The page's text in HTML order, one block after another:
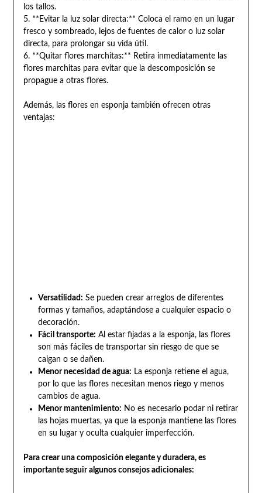
los tallos.
5. **Evitar la luz solar directa:** Coloca el ramo en un lugar
fresco y sombreado, lejos de fuentes de calor o luz solar
directa, para prolongar su vida útil.
6. **Quitar flores marchitas:** Retira inmediatamente las
flores marchitas para evitar que la descomposición se
propague a otras flores.
Además, las flores en esponja también ofrecen otras
ventajas:
Versatilidad: Se pueden crear arreglos de diferentes
formas y tamaños, adaptándose a cualquier espacio o
decoración.
Fácil transporte: Al estar fijadas a la esponja, las flores
son más fáciles de transportar sin riesgo de que se
caigan o se dañen.
Menor necesidad de agua: La esponja retiene el agua,
por lo que las flores necesitan menos riego y menos
cambios de agua.
Menor mantenimiento: No es necesario podar ni retirar
las hojas muertas, ya que la esponja mantiene las flores
en su lugar y oculta cualquier imperfección.
Para crear una composición elegante y duradera, es
importante seguir algunos consejos adicionales: